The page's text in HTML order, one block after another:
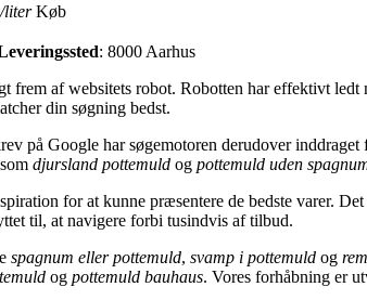
/liter Køb
: 8000 Aarhus
frem af websitets robot. Robotten har effektivt
din søgning bedst.
på Google har søgemotoren derudover
djursland pottemuld og pottemuld uden
for at kunne præsentere de bedste varer.
til, at navigere forbi tusindvis af tilbud.
spagnum eller pottemuld, svamp i pottemuld og
og pottemuld bauhaus. Vores forhåbning er